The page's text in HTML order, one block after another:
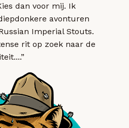
dan voor mij. Ik
avonturen
Imperial Stouts.
rit op zoek naar de